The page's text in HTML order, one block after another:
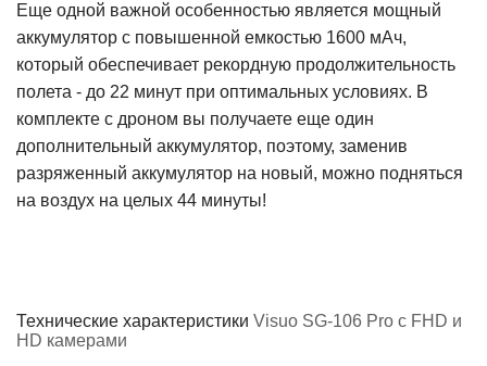
Еще одной важной особенностью является мощный
аккумулятор с повышенной емкостью 1600 мАч,
который обеспечивает рекордную продолжительность
полета - до 22 минут при оптимальных условиях. В
комплекте с дроном вы получаете еще один
дополнительный аккумулятор, поэтому, заменив
разряженный аккумулятор на новый, можно подняться
на воздух на целых 44 минуты!
Технические характеристики Visuo SG-106 Pro с FHD и
HD камерами